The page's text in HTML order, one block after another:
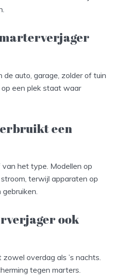
de auto, garage, zolder of tuin
een plek staat waar
een
het type. Modellen op
terwijl apparaten op
ook
overdag als ’s nachts.
tegen marters.